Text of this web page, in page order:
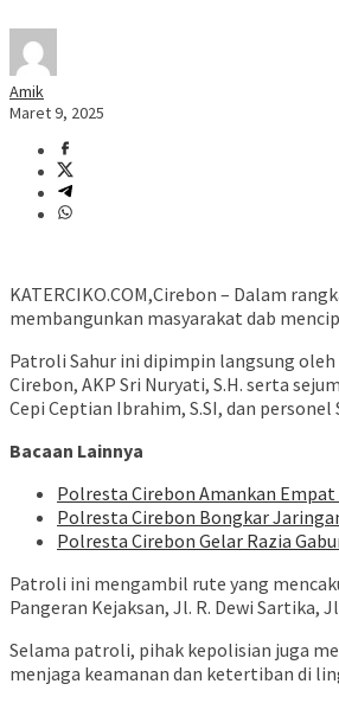
Amik
Maret 9, 2025
KATERCIKO.COM,Cirebon – Dalam
membangunkan masyarakat dab
Patroli Sahur ini dipimpin langsung oleh
Cirebon, AKP Sri Nuryati, S.H. serta
Cepi Ceptian Ibrahim, S.SI, dan
Bacaan Lainnya
Polresta Cirebon Amankan
Polresta Cirebon Bongkar
Polresta Cirebon Gelar Razia
Patroli ini mengambil rute yang
Pangeran Kejaksan, Jl. R. Dewi Sartika,
Selama patroli, pihak kepolisian juga
menjaga keamanan dan ketertiban di